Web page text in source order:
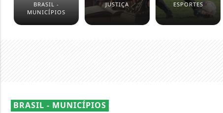
BRASIL -
MUNICÍPIOS
JUSTIÇA ESPORTES
BRASIL - MUNICÍPIOS